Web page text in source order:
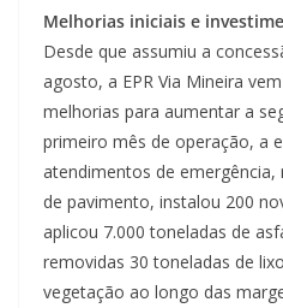
Melhorias iniciais e
Desde que assumiu a
agosto, a EPR Via Mineira
melhorias para aumentar a
primeiro mês de operação, a
atendimentos de emergência,
de pavimento, instalou 200
aplicou 7.000 toneladas de
removidas 30 toneladas de
vegetação ao longo das